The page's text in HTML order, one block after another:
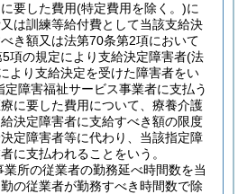
要した費用(特定費用を除く。)に
は訓練等給付費として当該支給決
き額又は法第70条第2項において
項の規定により支給決定障害者(法
より支給決定を受けた障害者をい
定障害福祉サービス事業者に支払う
に要した費用について、療養介護
決定障害者に支給すべき額の限度
定障害者等に代わり、当該指定障
に支払われることをいう。
所の従業者の勤務延べ時間数を当
の従業者が勤務すべき時間数で除